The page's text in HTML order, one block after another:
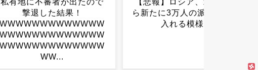
【悲報】ロシア、北朝鮮か
ら新たに3万人の派兵を受け
入れる模様...
車中泊で一生暮らせる
ん？・・・・・・・・・...